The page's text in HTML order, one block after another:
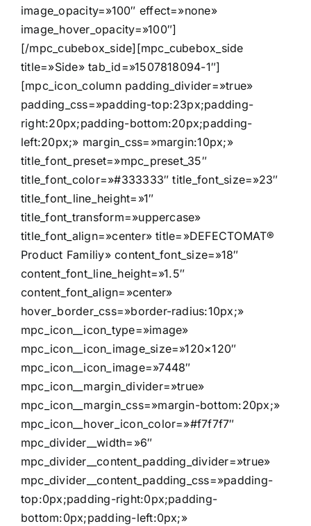
image_opacity=»100″ effect=»none»
image_hover_opacity=»100″]
[/mpc_cubebox_side][mpc_cubebox_side
title=»Side» tab_id=»1507818094-1″]
[mpc_icon_column padding_divider=»true»
padding_css=»padding-top:23px;padding-
right:20px;padding-bottom:20px;padding-
left:20px;» margin_css=»margin:10px;»
title_font_preset=»mpc_preset_35″
title_font_color=»#333333″ title_font_size=»23″
title_font_line_height=»1″
title_font_transform=»uppercase»
title_font_align=»center» title=»DEFECTOMAT®
Product Familiy» content_font_size=»18″
content_font_line_height=»1.5″
content_font_align=»center»
hover_border_css=»border-radius:10px;»
mpc_icon__icon_type=»image»
mpc_icon__icon_image_size=»120×120″
mpc_icon__icon_image=»7448″
mpc_icon__margin_divider=»true»
mpc_icon__margin_css=»margin-bottom:20px;»
mpc_icon__hover_icon_color=»#f7f7f7″
mpc_divider__width=»6″
mpc_divider__content_padding_divider=»true»
mpc_divider__content_padding_css=»padding-
top:0px;padding-right:0px;padding-
bottom:0px;padding-left:0px;»